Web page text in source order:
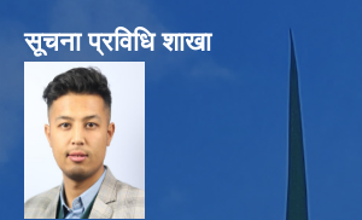
सूचना प्रविधि शाखा